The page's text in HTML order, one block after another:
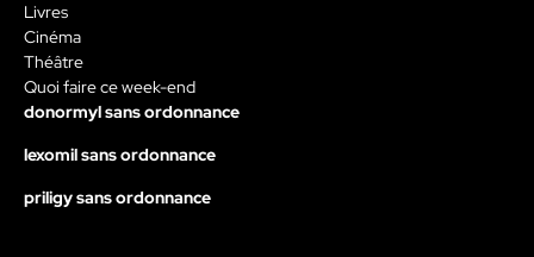
Livres
Cinéma
Théâtre
Quoi faire ce week-end
donormyl sans ordonnance
lexomil sans ordonnance
priligy sans ordonnance